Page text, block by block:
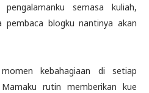
semasa kuliah,
pembaca blogku nantinya akan
kebahagiaan di setiap
rutin memberikan kue